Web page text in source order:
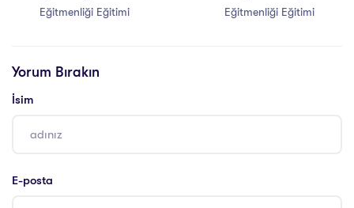
Eğitmenliği Eğitimi
Eğitmenliği Eğitimi
Yorum Bırakın
İsim
E-posta